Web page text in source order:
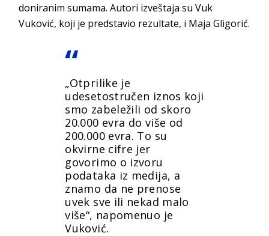
doniranim sumama. Autori izveštaja su Vuk
Vuković, koji je predstavio rezultate, i Maja Gligorić.
„Otprilike je
udesetostručen iznos koji
smo zabeležili od skoro
20.000 evra do više od
200.000 evra. To su
okvirne cifre jer
govorimo o izvoru
podataka iz medija, a
znamo da ne prenose
uvek sve ili nekad malo
više“, napomenuo je
Vuković.